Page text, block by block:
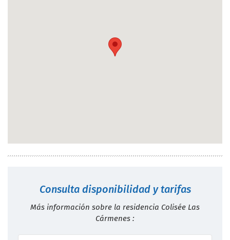
Consulta disponibilidad y tarifas
Más información sobre la residencia Colisée Las
Cármenes :